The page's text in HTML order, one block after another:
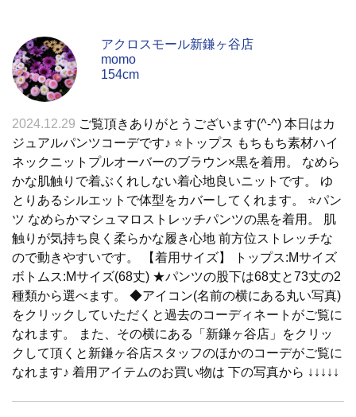
アクロスモール新鎌ヶ谷店
momo
154cm
2024.12.29 ご覧頂きありがとうございます(^-^) 本日はカ
ジュアルパンツコーデです♪ ⭐️トップス もちもち素材ハイ
ネックニットプルオーバーのブラウン×黒を着用。 なめら
かな肌触りで着ぶくれしない着心地良いニットです。 ゆ
とりあるシルエットで体型をカバーしてくれます。 ⭐️パン
ツ なめらかマシュマロストレッチパンツの黒を着用。 肌
触りが気持ち良く柔らかな履き心地 前方位ストレッチな
ので動きやすいです。 【着用サイズ】 トップス:Mサイズ
ボトムス:Mサイズ(68丈) ★パンツの股下は68丈と73丈の2
種類から選べます。 ◆アイコン(名前の横にある丸い写真)
をクリックしていただくと過去のコーディネートがご覧に
なれます。 また、その横にある「新鎌ヶ谷店」をクリッ
クして頂くと新鎌ヶ谷店スタッフのほかのコーデがご覧に
なれます♪ 着用アイテムのお買い物は 下の写真から ↓↓↓↓↓